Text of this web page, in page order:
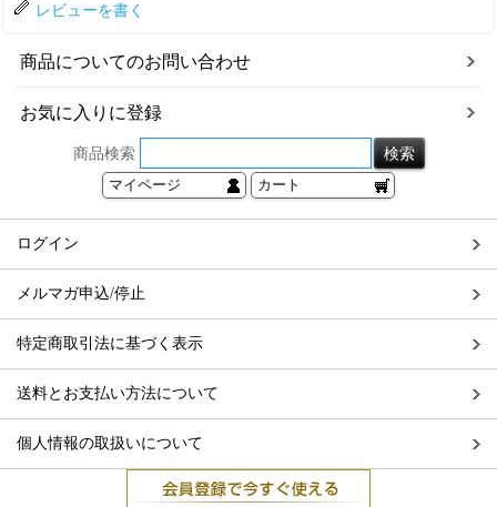
レビューを書く
商品についてのお問い合わせ
お気に入りに登録
商品検索
マイページ カート
ログイン
メルマガ申込/停止
特定商取引法に基づく表示
送料とお支払い方法について
個人情報の取扱いについて